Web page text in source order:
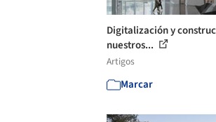
Digitalización y
nuestros...
Artigos
Marcar